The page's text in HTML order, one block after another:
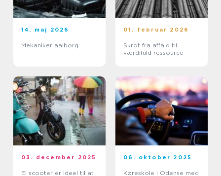
14. maj 2026
Mekaniker aalborg
01. februar 2026
Skrot fra affald til
værdifuld ressource
03. december 2025
El scooter er ideel til at
06. oktober 2025
Køreskole i Odense med